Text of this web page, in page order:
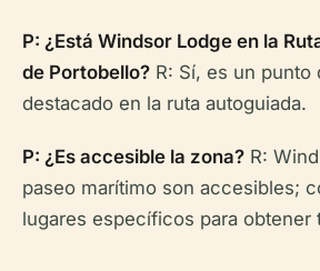
P: ¿Está Windsor Lodge en la
de Portobello? R: Sí, es un
destacado en la ruta autoguiada.
P: ¿Es accesible la zona? R:
paseo marítimo son accesibles;
lugares específicos para obtener